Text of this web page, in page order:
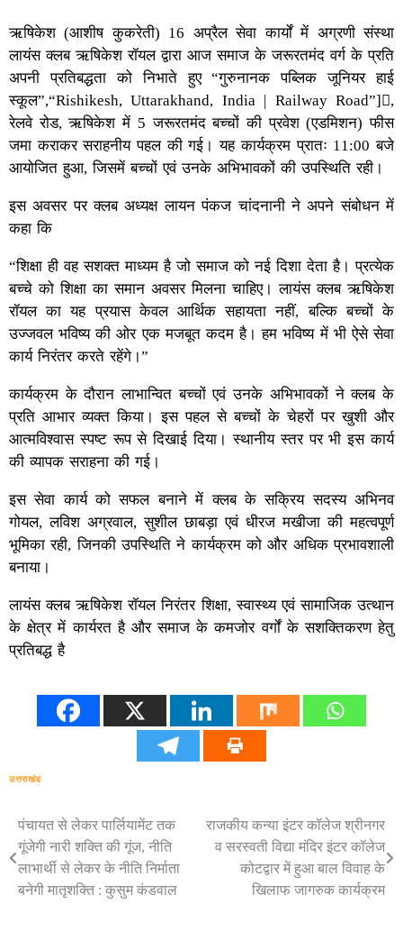
ऋषिकेश (आशीष कुकरेती) 16 अप्रैल सेवा कार्यों में अग्रणी संस्था
लायंस क्लब ऋषिकेश रॉयल द्वारा आज समाज के जरूरतमंद वर्ग के प्रति
अपनी प्रतिबद्धता को निभाते हुए “गुरुनानक पब्लिक जूनियर हाई
स्कूल”,“Rishikesh, Uttarakhand, India | Railway Road”],
रेलवे रोड, ऋषिकेश में 5 जरूरतमंद बच्चों की प्रवेश (एडमिशन) फीस
जमा कराकर सराहनीय पहल की गई। यह कार्यक्रम प्रातः 11:00 बजे
आयोजित हुआ, जिसमें बच्चों एवं उनके अभिभावकों की उपस्थिति रही।
इस अवसर पर क्लब अध्यक्ष लायन पंकज चांदनानी ने अपने संबोधन में
कहा कि
“शिक्षा ही वह सशक्त माध्यम है जो समाज को नई दिशा देता है। प्रत्येक
बच्चे को शिक्षा का समान अवसर मिलना चाहिए। लायंस क्लब ऋषिकेश
रॉयल का यह प्रयास केवल आर्थिक सहायता नहीं, बल्कि बच्चों के
उज्जवल भविष्य की ओर एक मजबूत कदम है। हम भविष्य में भी ऐसे सेवा
कार्य निरंतर करते रहेंगे।”
कार्यक्रम के दौरान लाभान्वित बच्चों एवं उनके अभिभावकों ने क्लब के
प्रति आभार व्यक्त किया। इस पहल से बच्चों के चेहरों पर खुशी और
आत्मविश्वास स्पष्ट रूप से दिखाई दिया। स्थानीय स्तर पर भी इस कार्य
की व्यापक सराहना की गई।
इस सेवा कार्य को सफल बनाने में क्लब के सक्रिय सदस्य अभिनव
गोयल, लविश अग्रवाल, सुशील छाबड़ा एवं धीरज मखीजा की महत्वपूर्ण
भूमिका रही, जिनकी उपस्थिति ने कार्यक्रम को और अधिक प्रभावशाली
बनाया।
लायंस क्लब ऋषिकेश रॉयल निरंतर शिक्षा, स्वास्थ्य एवं सामाजिक उत्थान
के क्षेत्र में कार्यरत है और समाज के कमजोर वर्गों के सशक्तिकरण हेतु
प्रतिबद्ध है
उत्तराखंड
Post
navigation
पंचायत से लेकर पार्लियामेंट तक
गूंजेगी नारी शक्ति की गूंज, नीति
लाभार्थी से लेकर के नीति निर्माता
बनेगी मातृशक्ति : कुसुम कंडवाल
राजकीय कन्या इंटर कॉलेज श्रीनगर
व सरस्वती विद्या मंदिर इंटर कॉलेज
कोटद्वार में हुआ बाल विवाह के
खिलाफ जागरुक कार्यक्रम